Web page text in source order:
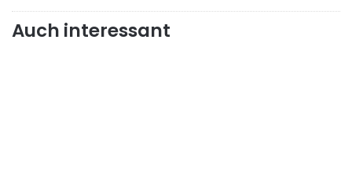
Auch interessant